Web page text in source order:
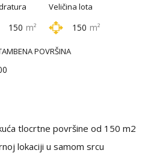
150 m²
Veličina lota
150 m²
POVRŠINA
tlocrtne površine od 150 m2
lokaciji u samom srcu